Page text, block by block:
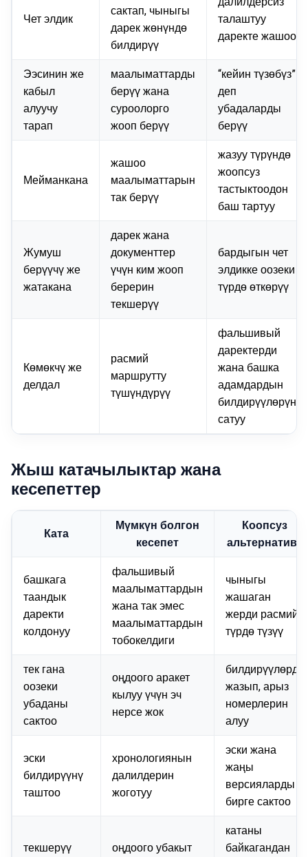
Чет элдик
сактап, чыныгы
дарек жөнүндө
билдирүү
талаштуу
даректе жашоо
Ээсинин же
кабыл
алуучу
тарап
маалыматтарды
берүү жана
суроолорго
жооп берүү
“кейин түзөбүз”
деп
убадаларды
берүү
Мейманкана
жашоо
маалыматтарын
так берүү
жазуу түрүндө
жоопсуз
тастыктоодон
баш тартуу
Жумуш
берүүчү же
жатакана
дарек жана
документтер
үчүн ким жооп
берерин
текшерүү
бардыгын чет
элдикке оозеки
түрдө өткөрүү
Көмөкчү же
делдал
расмий
маршрутту
түшүндүрүү
фальшивый
даректерди
жана башка
адамдардын
билдирүүлөрүн
сатуу
Жыш катачылыктар жана
кесепеттер
Ката
Мүмкүн болгон
кесепет
Коопсуз
альтернатива
башкага
таандык
даректи
колдонуу
фальшивый
маалыматтардын
жана так эмес
маалыматтардын
тобокелдиги
чыныгы
жашаган
жерди расмий
түрдө түзүү
тек гана
оозеки
убаданы
сактоо
оңдоого аракет
кылуу үчүн эч
нерсе жок
билдирүүлөрдү
жазып, арыз
номерлерин
алуу
эски
билдирүүнү
таштоо
хронологиянын
далилдерин
жоготуу
эски жана
жаңы
версияларды
бирге сактоо
текшерүү
оңдоого убакыт
катаны
байкагандан